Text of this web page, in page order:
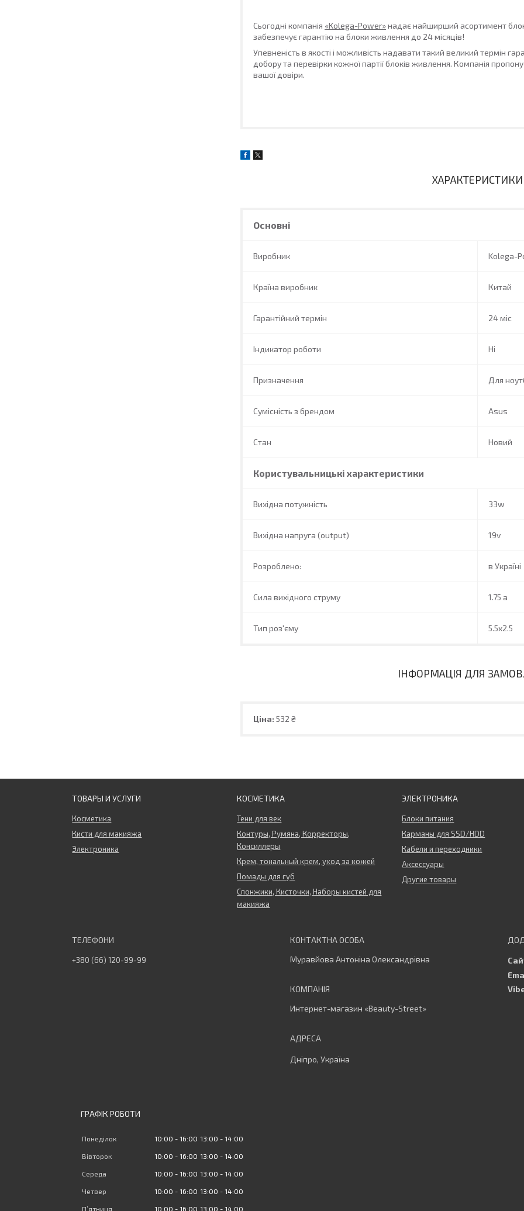
Сьогодні компанія «Kolega-Power»надає найширший асортимент
забезпечує гарантію на блоки живлення до 24 місяців!
Упевненість в якості і можливість надавати такий великий термін
добору та перевірки кожної партії блоків живлення. Компанія
вашої довіри.
ХАРАКТЕРИСТИКИ
Основні
Виробник Kolega-
Країна виробник Китай
Гарантійний термін 24 міс
Індикатор роботи Ні
Призначення Для
Сумісність з брендом Asus
Стан Новий
Користувальницькі характеристики
Вихідна потужність 33w
Вихідна напруга (output) 19v
Розроблено: в Україні
Сила вихідного струму 1.75 a
Тип роз'єму 5.5x2.5
ІНФОРМАЦІЯ ДЛЯ
Ціна: 532 ₴
ТОВАРЫ И УСЛУГИ
Косметика
Кисти для макияжа
Электроника
КОСМЕТИКА
Тени для век
Контуры, Румяна, Корректоры,
Консиллеры
Крем, тональный крем, уход за кожей
Помады для губ
Спонжики, Кисточки, Наборы кистей для
макияжа
ЭЛЕКТРОНИКА
Блоки питания
Карманы для SSD/HDD
Кабели и переходники
Аксессуары
Другие товары
+380 (66) 120-99-99 Муравйова Антоніна Олександрівна
Интернет-магазин «Beauty-Street»
Дніпро, Україна
ГРАФІК РОБОТИ
Понеділок 10:00 16:00 13:00 14:00
Вівторок 10:00 16:00 13:00 14:00
Середа 10:00 16:00 13:00 14:00
Четвер 10:00 16:00 13:00 14:00
Пʼятниця 10:00 16:00 13:00 14:00